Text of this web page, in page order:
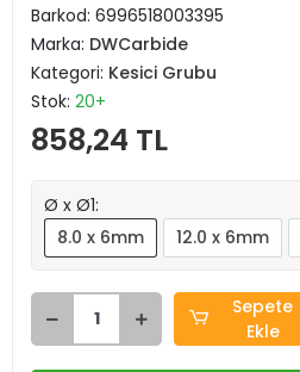
Barkod: 6996518003395
Marka: DWCarbide
Kategori: Kesici Grubu
Stok: 20+
858,24 TL
Ø x Ø1:
8.0 x 6mm
12.0 x 6mm
Sepete
Ekle